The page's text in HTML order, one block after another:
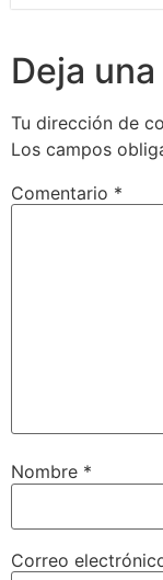
Deja
Tu dirección de
Los campos
Comentario *
Nombre *
Correo